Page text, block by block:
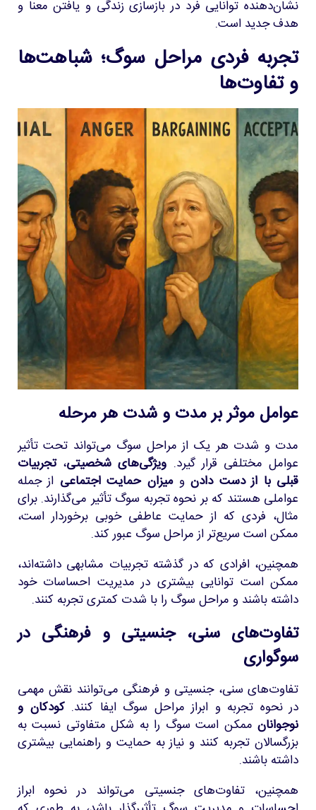
نشان‌دهنده توانایی فرد در بازسازی زندگی و یافتن معنا و
هدف جدید است.
تجربه فردی مراحل سوگ؛ شباهت‌ها
و تفاوت‌ها
عوامل موثر بر مدت و شدت هر مرحله
مدت و شدت هر یک از مراحل سوگ می‌تواند تحت تأثیر
عوامل مختلفی قرار گیرد. ویژگی‌های شخصیتی،تجربیات
قبلی با از دست دادنومیزان حمایت اجتماعی از جمله
عواملی هستند که بر نحوه تجربه سوگ تأثیر می‌گذارند. برای
مثال، فردی که از حمایت عاطفی خوبی برخوردار است،
ممکن است سریع‌تر از مراحل سوگ عبور کند.
همچنین، افرادی که در گذشته تجربیات مشابهی داشته‌اند،
ممکن است توانایی بیشتری در مدیریت احساسات خود
داشته باشند و مراحل سوگ را با شدت کمتری تجربه کنند.
تفاوت‌های سنی، جنسیتی و فرهنگی در
سوگواری
تفاوت‌های سنی، جنسیتی و فرهنگی می‌توانند نقش مهمی
در نحوه تجربه و ابراز مراحل سوگ ایفا کنند.کودکان و
نوجوانان ممکن است سوگ را به شکل متفاوتی نسبت به
بزرگسالان تجربه کنند و نیاز به حمایت و راهنمایی بیشتری
داشته باشند.
همچنین، تفاوت‌های جنسیتی می‌تواند در نحوه ابراز